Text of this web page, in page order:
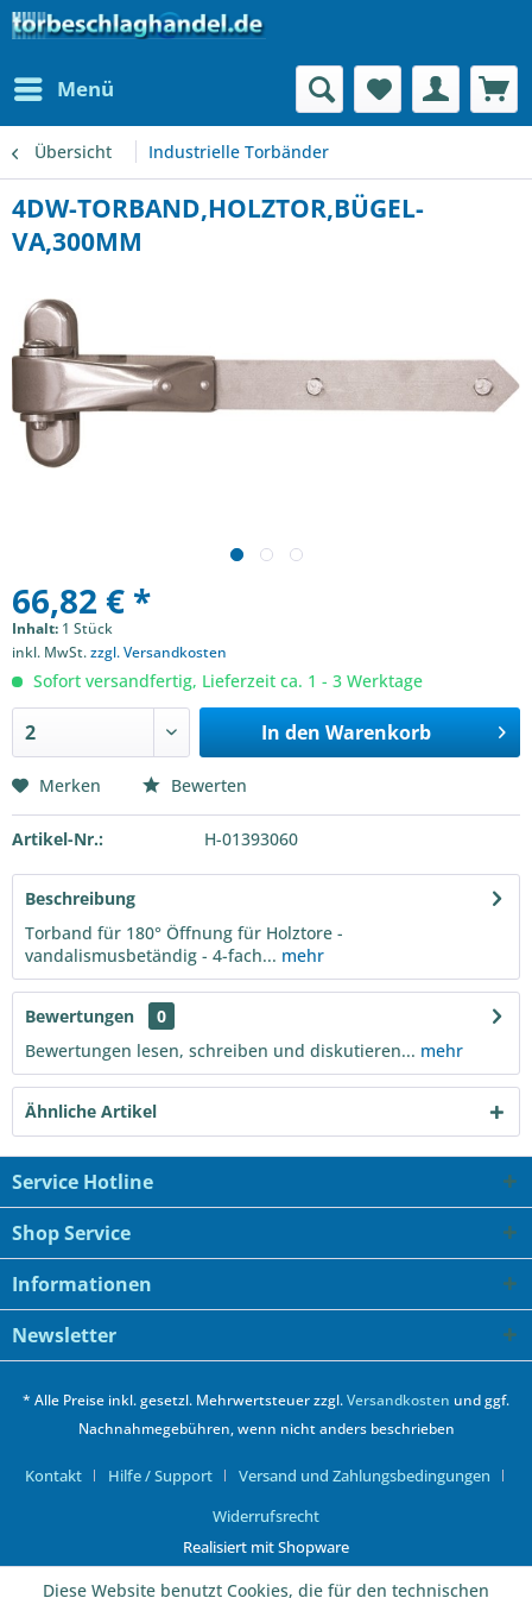
Menü
Übersicht Industrielle Torbänder
4DW-TORBAND,HOLZTOR,BÜGEL-
VA,300MM
66,82 € *
Inhalt: 1 Stück
inkl. MwSt.zzgl. Versandkosten
Sofort versandfertig, Lieferzeit ca. 1 - 3 Werktage
In den Warenkorb
Merken Bewerten
Artikel-Nr.: H-01393060
Beschreibung
Torband für 180° Öffnung für Holztore -
vandalismusbetändig - 4-fach... mehr
Bewertungen
0
Bewertungen lesen, schreiben und diskutieren... mehr
Ähnliche Artikel
Service Hotline
Shop Service
Informationen
Newsletter
* Alle Preise inkl. gesetzl. Mehrwertsteuer zzgl.Versandkosten und ggf.
Nachnahmegebühren, wenn nicht anders beschrieben
Kontakt Hilfe / Support
Versand und Zahlungsbedingungen
Widerrufsrecht
Realisiert mit Shopware
Diese Website benutzt Cookies, die für den technischen